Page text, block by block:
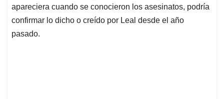
apareciera cuando se conocieron los asesinatos, podría
confirmar lo dicho o creído por Leal desde el año
pasado.